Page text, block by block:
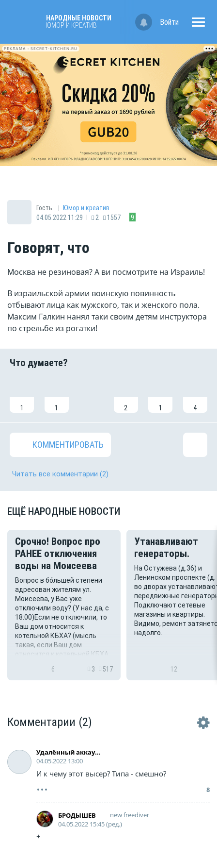
НАРОДНЫЕ НОВОСТИ
ЮМОР И КРЕАТИВ
Войти
РЕКЛАМА • SECRET-KITCHEN.RU
Гость |
Юмор и креатив
04.05.2022 11:29 | 2 1557 9
Говорят, что
Москва не резиновая? А ви посмотрите на Израиль!
В израильской армии воинскую повинность
отбывают лица как мужского, так и женского пола.
Максим Галкин нанял таки своим детям инструктора
по стрельбе из рогатки!
1 1 2 1 4
КОММЕНТИРОВАТЬ
Читать все комментарии (2)
ЕЩЁ НАРОДНЫЕ НОВОСТИ
Срочно! Вопрос про
РАНЕЕ отключения
воды на Моисеева
Вопрос в бо́льшей степени
адресован жителям ул.
Моисеева, у Вас уже
отключили воду? (У нас да, с
18:00)Если не отключили, то
Ваш дом относится к
котельной КБХА? (мысль
такая, если Ваш дом
относится к котельной КБХА
6 3 517
Утанавливают
генераторы.
На Остужева (д.36) и
Ленинском проспекте (д.
во дворах
передвижные
Подключают сетевые
магазины и квартиры.
Видимо, ремонт
надолго.
12
Комментарии (2)
Удалённый аккаунт
04.05.2022 13:00
И к чему этот высер? Типа - смешно?
8
БРОДЫШЕВ
new freediver
04.05.2022 15:45 (ред.)
+